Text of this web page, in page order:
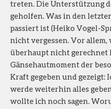
treten. Die Unterstützung
geholfen. Was in den
passiert ist (Heiko Vogel-
nicht vergessen. Vor allem,
überhaupt nicht gerechnet
Gänsehautmoment der
Kraft gegeben und
werde weiterhin alles
wollte ich noch sagen.